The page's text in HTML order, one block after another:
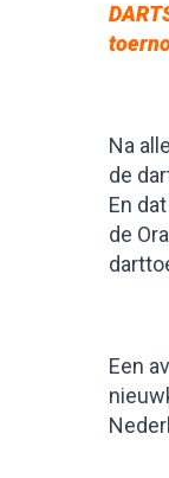
Na
de
En
de
Een